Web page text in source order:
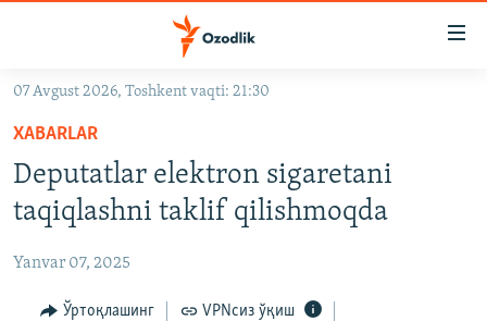
Асосий
навигацияга
ўтинг
Қидиришга
OZODVIDEO
OZODARXIV
На русском
ИЖТИМОИЙ ТАРМОҚЛАР
07 Avgust 2026, Toshkent vaqti: 21:30
XABARLAR
Deputatlar elektron sigaretani
taqiqlashni taklif qilishmoqda
Yanvar 07, 2025
Ўртоқлашинг VPNсиз ўқиш